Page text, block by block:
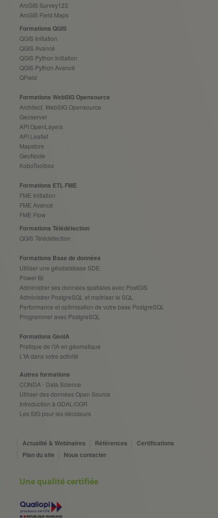
ArcGIS Survey123
ArcGIS Field Maps
Formations QGIS
QGIS Initiation
QGIS Avancé
QGIS Python Initiation
QGIS Python Avancé
QField
Formations WebSIG Opensource
Architect. WebSIG Opensource
Geoserver
API OpenLayers
API Leaflet
Mapstore
GeoNode
KoboToolbox
Formations ETL FME
FME Initiation
FME Avancé
FME Flow
Formations Télédétection
QGIS Télédétection
Formations Base de données
Utiliser une géodatabase SDE
Power BI
Administrer ses données spatiales avec PostGIS
Administrer PostgreSQL et maîtriser le SQL
Performance et optimisation de votre base PostgreSQL
Programmer avec PostgreSQL
Formations GeoIA
Pratique de l'IA en géomatique
L'IA dans votre activité
Autres formations
CONDA - Data Science
Utiliser des données Open Source
Introduction à GDAL/OGR
Les SIG pour les décideurs
Actualité & Webinaires Références
Certifications
Plan du site
Nous contacter
Une qualité certifiée